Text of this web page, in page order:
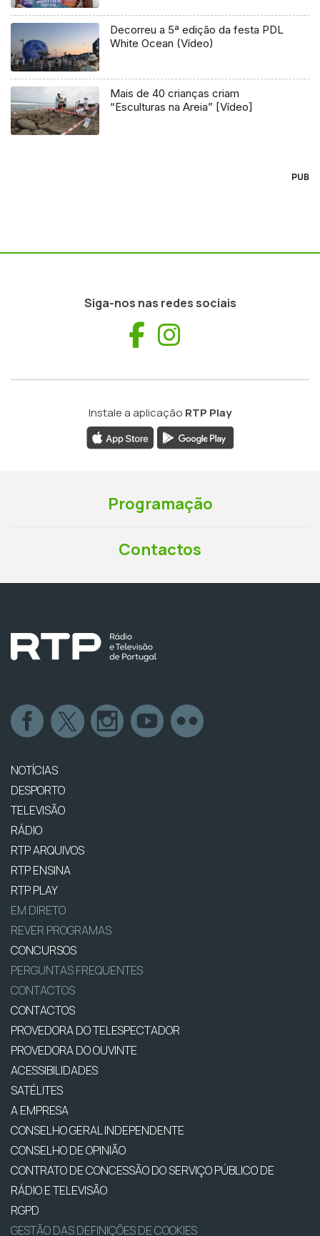
Decorreu a 5ª edição da festa PDL
White Ocean (Vídeo)
Mais de 40 crianças criam
“Esculturas na Areia” [Vídeo]
PUB
Siga-nos nas redes sociais
Facebook
Instale a aplicação RTP Play
Programação
Contactos
NOTÍCIAS
DESPORTO
TELEVISÃO
RÁDIO
RTP ARQUIVOS
RTP ENSINA
RTP PLAY
EM DIRETO
REVER PROGRAMAS
CONCURSOS
PERGUNTAS FREQUENTES
CONTACTOS
CONTACTOS
PROVEDORA DO TELESPECTADOR
PROVEDORA DO OUVINTE
ACESSIBILIDADES
SATÉLITES
A EMPRESA
CONSELHO GERAL INDEPENDENTE
CONSELHO DE OPINIÃO
CONTRATO DE CONCESSÃO DO SERVIÇO PÚBLICO DE
RÁDIO E TELEVISÃO
RGPD
GESTÃO DAS DEFINIÇÕES DE COOKIES